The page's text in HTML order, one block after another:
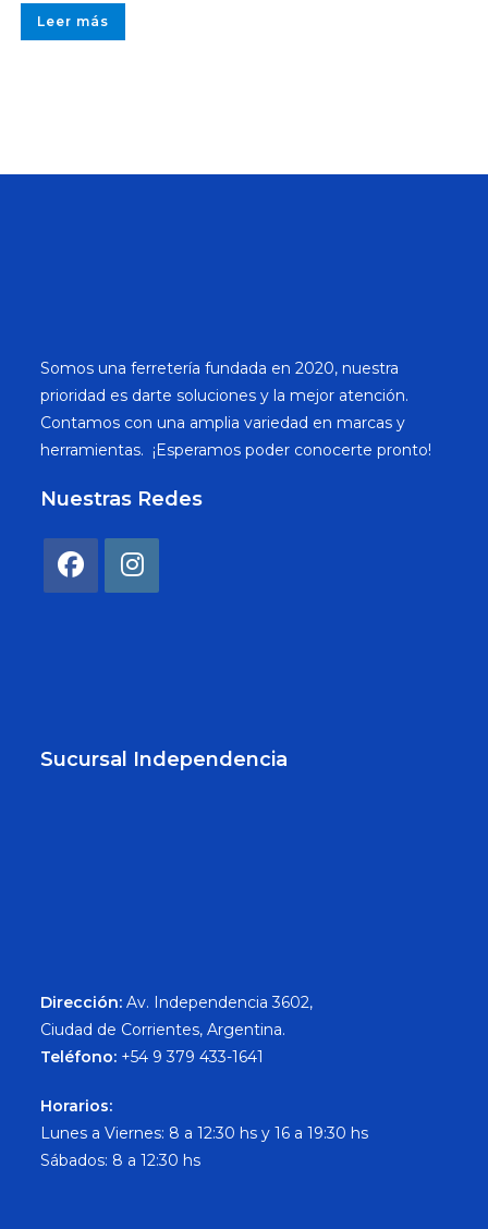
Leer más
Somos una ferretería fundada en 2020, nuestra
prioridad es darte soluciones y la mejor atención.
Contamos con una amplia variedad en marcas y
herramientas. ¡Esperamos poder conocerte pronto!
Nuestras Redes
Sucursal Independencia
Dirección: Av. Independencia 3602,
Ciudad de Corrientes, Argentina.
Teléfono: +54 9 379 433-1641
Horarios:
Lunes a Viernes: 8 a 12:30 hs y 16 a 19:30 hs
Sábados: 8 a 12:30 hs